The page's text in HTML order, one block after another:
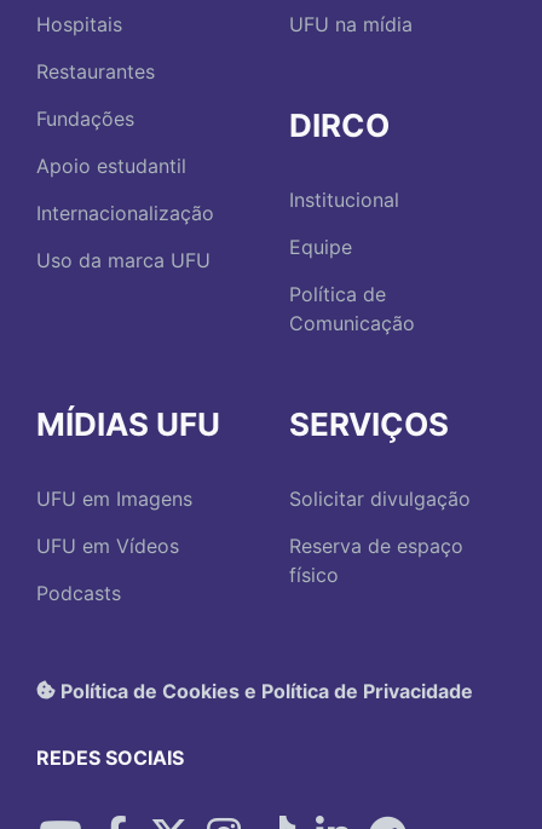
Hospitais
Restaurantes
Fundações
Apoio estudantil
Internacionalização
Uso da marca UFU
UFU na mídia
DIRCO
Institucional
Equipe
Política de
Comunicação
MÍDIAS UFU
UFU em Imagens
UFU em Vídeos
Podcasts
SERVIÇOS
Solicitar divulgação
Reserva de espaço
físico
Política de Cookies e Política de Privacidade
REDES SOCIAIS